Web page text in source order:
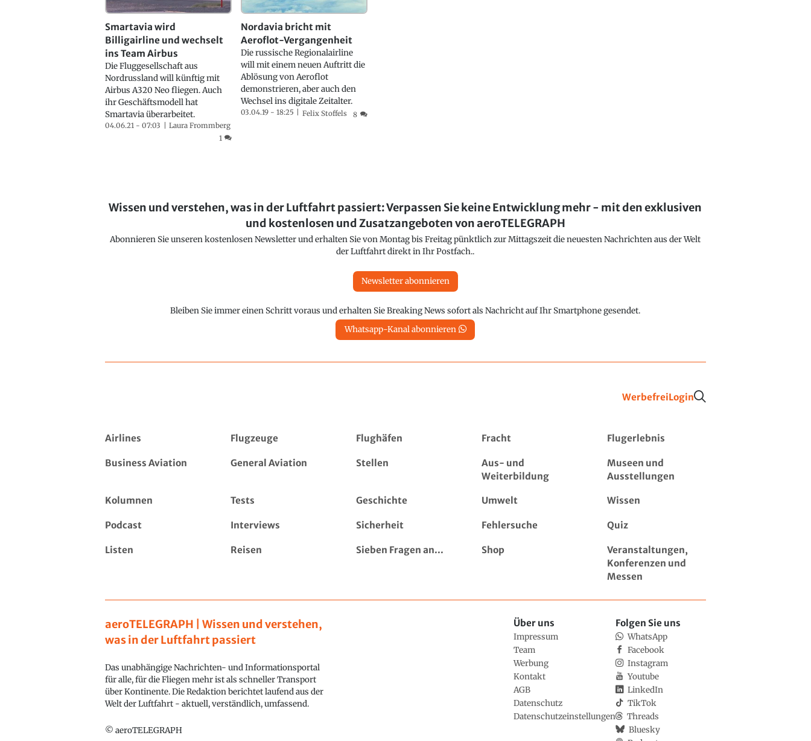
Smartavia wird
Billigairline und wechselt
ins Team Airbus
Die Fluggesellschaft aus
Nordrussland will künftig mit
Airbus A320 Neo fliegen. Auch
ihr Geschäftsmodell hat
Smartavia überarbeitet.
04.06.21 - 07:03
Laura Frommberg
1
Nordavia bricht mit
Aeroflot-Vergangenheit
Die russische Regionalairline
will mit einem neuen Auftritt die
Ablösung von Aeroflot
demonstrieren, aber auch den
Wechsel ins digitale Zeitalter.
03.04.19 - 18:25 Felix Stoffels 8
Wissen und verstehen, was in der Luftfahrt passiert: Verpassen Sie keine Entwicklung mehr - mit den exklusiven
und kostenlosen und Zusatzangeboten von aeroTELEGRAPH
Abonnieren Sie unseren kostenlosen Newsletter und erhalten Sie von Montag bis Freitag pünktlich zur Mittagszeit die neuesten Nachrichten aus der Welt
der Luftfahrt direkt in Ihr Postfach..
Newsletter abonnieren
Bleiben Sie immer einen Schritt voraus und erhalten Sie Breaking News sofort als Nachricht auf Ihr Smartphone gesendet.
Whatsapp-Kanal abonnieren
WerbefreiLogin
Airlines Flugzeuge Flughäfen Fracht Flugerlebnis
Business Aviation General Aviation Stellen
Aus- und
Weiterbildung
Museen und
Ausstellungen
Kolumnen Tests Geschichte Umwelt Wissen
Podcast Interviews Sicherheit Fehlersuche Quiz
Listen Reisen Sieben Fragen an... Shop
Veranstaltungen,
Konferenzen und
Messen
aeroTELEGRAPH | Wissen und verstehen,
was in der Luftfahrt passiert
Das unabhängige Nachrichten- und Informationsportal
für alle, für die Fliegen mehr ist als schneller Transport
über Kontinente. Die Redaktion berichtet laufend aus der
Welt der Luftfahrt - aktuell, verständlich, umfassend.
© aeroTELEGRAPH
Über uns
Impressum
Team
Werbung
Kontakt
AGB
Datenschutz
Datenschutzeinstellungen
Folgen Sie uns
WhatsApp
Facebook
Instagram
Youtube
LinkedIn
TikTok
Threads
Bluesky